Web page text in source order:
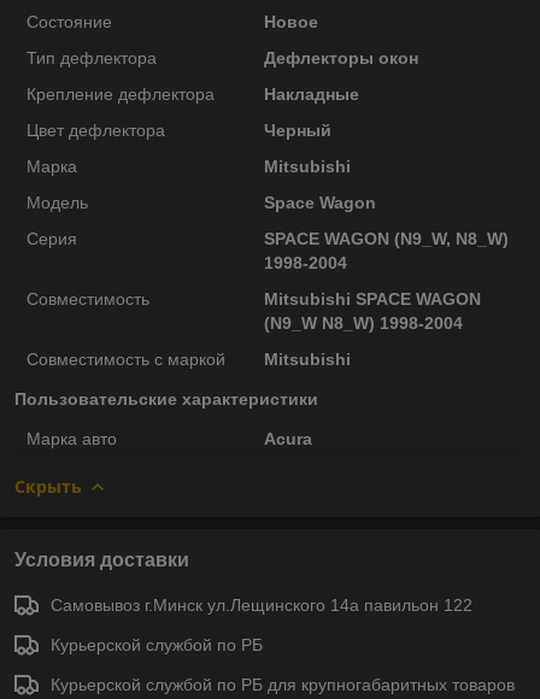
Состояние
Новое
Тип дефлектора
Дефлекторы окон
Крепление дефлектора
Накладные
Цвет дефлектора
Черный
Марка
Mitsubishi
Модель
Space Wagon
Серия
SPACE WAGON (N9_W, N8_W)
1998-2004
Совместимость
Mitsubishi SPACE WAGON
(N9_W N8_W) 1998-2004
Совместимость с маркой
Mitsubishi
Пользовательские характеристики
Марка авто Acura
Скрыть
Условия доставки
Самовывоз г.Минск ул.Лещинского 14а павильон 122
Курьерской службой по РБ
Курьерской службой по РБ для крупногабаритных товаров